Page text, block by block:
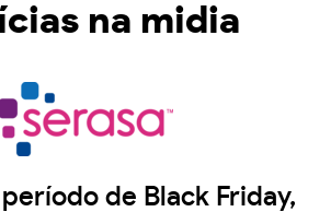
na midia
de Black Friday,